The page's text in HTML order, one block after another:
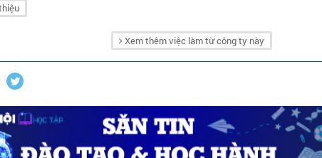
đầu trên thị trường nội thất Việt Nam.
Xem thêm việc làm từ công ty này